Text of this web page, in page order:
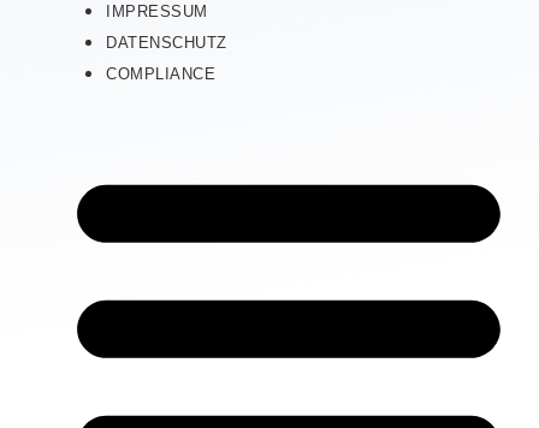
IMPRESSUM
DATENSCHUTZ
COMPLIANCE